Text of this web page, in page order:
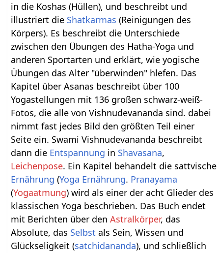
in die Koshas (Hüllen), und beschreibt und
illustriert die Shatkarmas (Reinigungen des
Körpers). Es beschreibt die Unterschiede
zwischen den Übungen des Hatha-Yoga und
anderen Sportarten und erklärt, wie yogische
Übungen das Alter "überwinden" hlefen. Das
Kapitel über Asanas beschreibt über 100
Yogastellungen mit 136 großen schwarz-weiß-
Fotos, die alle von Vishnudevananda sind. dabei
nimmt fast jedes Bild den größten Teil einer
Seite ein. Swami Vishnudevananda beschreibt
dann die Entspannung in Shavasana,
Leichenpose. Ein Kapitel behandelt die sattvische
Ernährung (Yoga Ernährung. Pranayama
(Yogaatmung) wird als einer der acht Glieder des
klassischen Yoga beschrieben. Das Buch endet
mit Berichten über denAstralkörper, das
Absolute, das Selbst als Sein, Wissen und
Glückseligkeit (satchidananda), und schließlich